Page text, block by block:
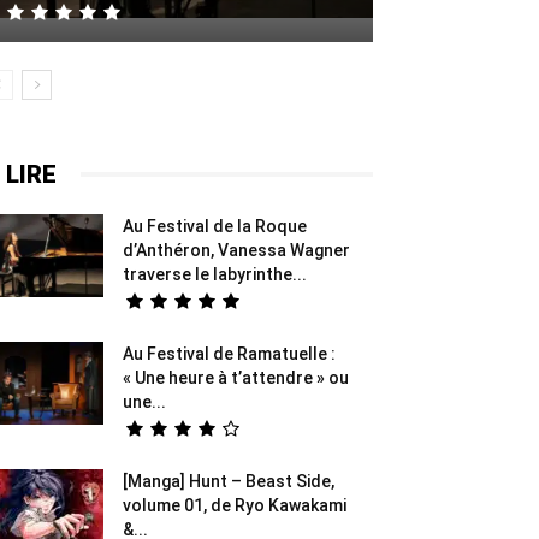
Au Festival de la Roque
d’Anthéron, Vanessa Wagner
traverse le labyrinthe...
Au Festival de Ramatuelle :
« Une heure à t’attendre » ou
une...
[Manga] Hunt – Beast Side,
volume 01, de Ryo Kawakami
&...